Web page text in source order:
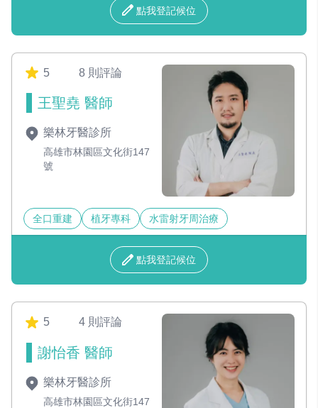
點我登記候位
5 8 則評論
王聖堯 醫師
樂林牙醫診所
高雄市林園區文化街147
號
全口重建 植牙專科 水雷射牙周治療
點我登記候位
5 4 則評論
謝怡香 醫師
樂林牙醫診所
高雄市林園區文化街147